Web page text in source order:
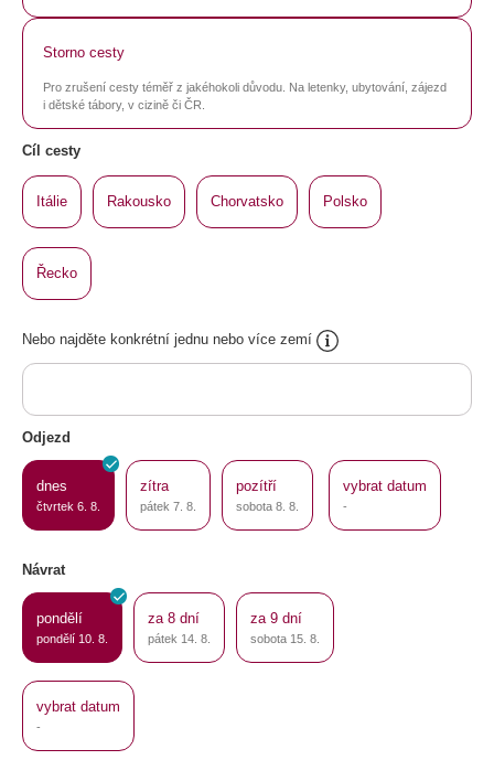
Storno cesty
Pro zrušení cesty téměř z jakéhokoli důvodu. Na letenky, ubytování, zájezd
i dětské tábory, v cizině či ČR.
Cíl cesty
Itálie Rakousko Chorvatsko Polsko
Řecko
Nebo najděte konkrétní jednu nebo více zemí
Odjezd
dnes
čtvrtek 6. 8.
zítra
pátek 7. 8.
pozítří
sobota 8. 8.
vybrat datum
-
Návrat
pondělí
pondělí 10. 8.
za 8 dní
pátek 14. 8.
za 9 dní
sobota 15. 8.
vybrat datum
-